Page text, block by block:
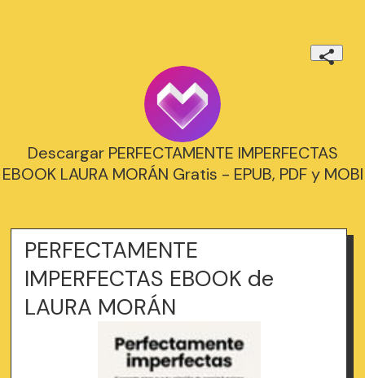
Descargar PERFECTAMENTE IMPERFECTAS
EBOOK LAURA MORÁN Gratis - EPUB, PDF y MOBI
PERFECTAMENTE
IMPERFECTAS EBOOK de
LAURA MORÁN